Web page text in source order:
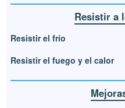
Resistir a
Resistir el frío
Resistir el fuego y el calor